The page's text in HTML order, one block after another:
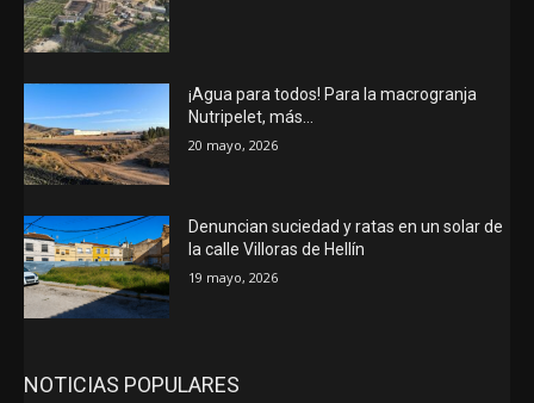
¡Agua para todos! Para la macrogranja
Nutripelet, más…
20 mayo, 2026
Denuncian suciedad y ratas en un solar de
la calle Villoras de Hellín
19 mayo, 2026
NOTICIAS POPULARES